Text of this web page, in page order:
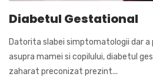
Diabetul Gestational
Datorita slabei simptomatologii dar a
asupra mamei si copilului, diabetul
zaharat preconizat prezint...